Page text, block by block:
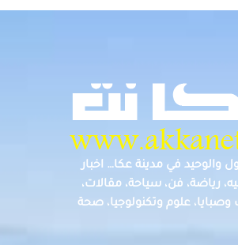
والوحيد في مدينة عكا… اخبار
رياضة، فن، سياحة، مقالات،
علوم وتكنولوجيا، صحة